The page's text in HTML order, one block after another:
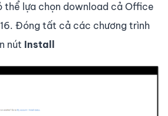
thể lựa chọn download cả Office
Đóng tất cả các chương trình
nút Install